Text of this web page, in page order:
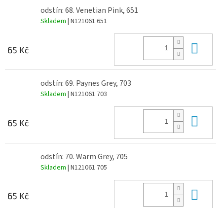
odstín: 68. Venetian Pink, 651
Skladem | N121061 651
65 Kč
odstín: 69. Paynes Grey, 703
Skladem | N121061 703
65 Kč
odstín: 70. Warm Grey, 705
Skladem | N121061 705
65 Kč